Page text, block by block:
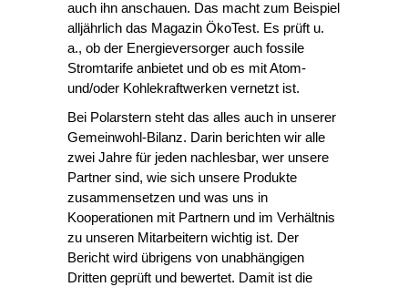
auch ihn anschauen. Das macht zum Beispiel
alljährlich das Magazin ÖkoTest. Es prüft u.
a., ob der Energieversorger auch fossile
Stromtarife anbietet und ob es mit Atom-
und/oder Kohlekraftwerken vernetzt ist.
Bei Polarstern steht das alles auch in unserer
Gemeinwohl-Bilanz. Darin berichten wir alle
zwei Jahre für jeden nachlesbar, wer unsere
Partner sind, wie sich unsere Produkte
zusammensetzen und was uns in
Kooperationen mit Partnern und im Verhältnis
zu unseren Mitarbeitern wichtig ist. Der
Bericht wird übrigens von unabhängigen
Dritten geprüft und bewertet. Damit ist die